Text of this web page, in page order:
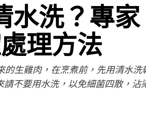
洗？專家
理方法
的生雞肉，在烹煮前，先用清水洗
不要用水洗，以免細菌四散，沾